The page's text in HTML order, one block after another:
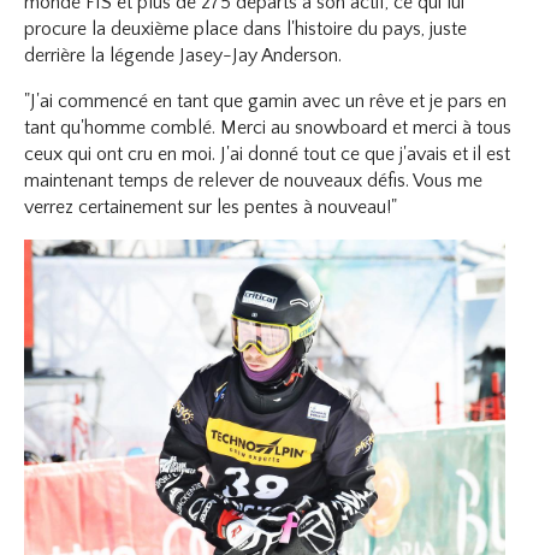
procure la deuxième place dans l'histoire du pays, juste
derrière la légende Jasey-Jay Anderson.
"J'ai commencé en tant que gamin avec un rêve et je pars en
tant qu'homme comblé. Merci au snowboard et merci à tous
ceux qui ont cru en moi. J'ai donné tout ce que j'avais et il est
maintenant temps de relever de nouveaux défis. Vous me
verrez certainement sur les pentes à nouveau!"